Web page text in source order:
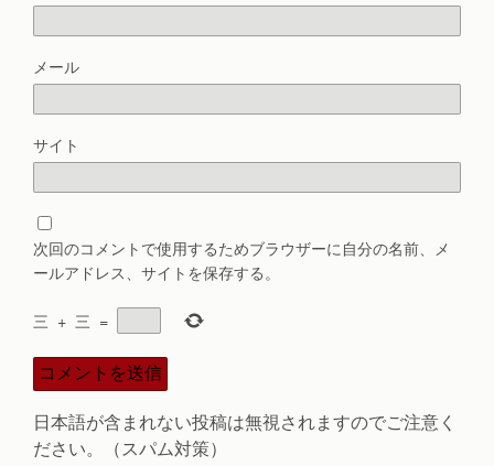
メール
サイト
次回のコメントで使用するためブラウザーに自分の名前、メ
ールアドレス、サイトを保存する。
三 + 三 =
日本語が含まれない投稿は無視されますのでご注意く
ださい。（スパム対策）